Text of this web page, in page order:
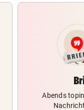
Abends